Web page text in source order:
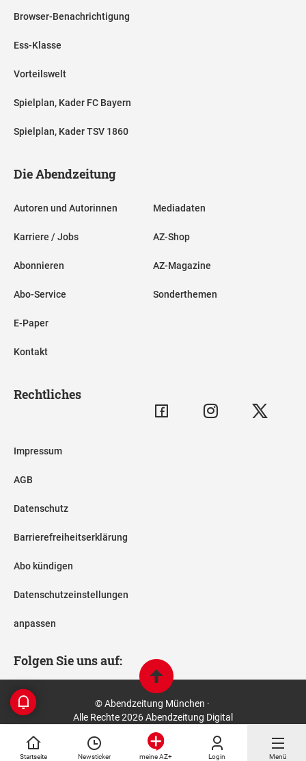
Startseite Newsticker meine AZ+ Login Menü
Browser-Benachrichtigung
Ess-Klasse
Vorteilswelt
Spielplan, Kader FC Bayern
Spielplan, Kader TSV 1860
Die Abendzeitung
Autoren und Autorinnen
Karriere / Jobs
Abonnieren
Abo-Service
E-Paper
Kontakt
Mediadaten
AZ-Shop
AZ-Magazine
Sonderthemen
Rechtliches
Impressum
AGB
Datenschutz
Barrierefreiheitserklärung
Abo kündigen
Datenschutzeinstellungen
anpassen
Folgen Sie uns auf:
© Abendzeitung München ·
Alle Rechte 2026 Abendzeitung Digital